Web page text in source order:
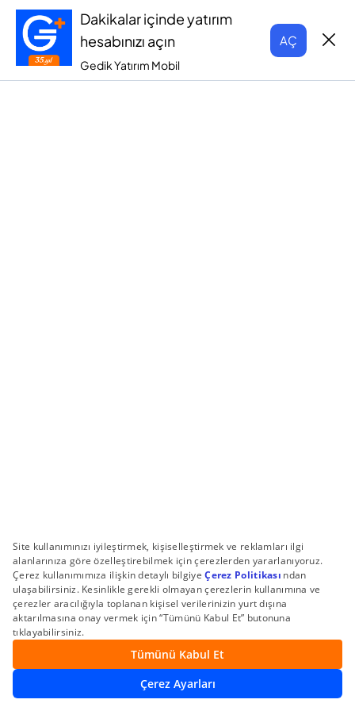
Dakikalar içinde yatırım
hesabınızı açın
Gedik Yatırım Mobil
AÇ